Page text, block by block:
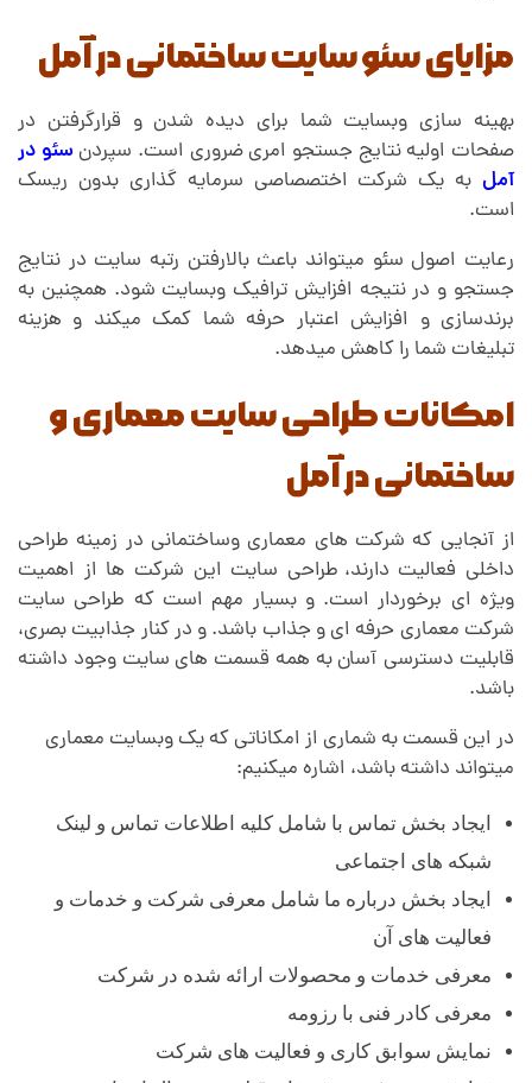
مزایای سئو سایت ساختمانی در آمل
بهینه سازی وبسایت شما برای دیده شدن و قرارگرفتن در
صفحات اولیه نتایج جستجو امری ضروری است. سپردن سئو در
آمل به یک شرکت اختصصاصی سرمایه گذاری بدون ریسک
است.
رعایت اصول سئو میتواند باعث بالارفتن رتبه سایت در نتایج
جستجو و در نتیجه افزایش ترافیک وبسایت شود. همچنین به
برندسازی و افزایش اعتبار حرفه شما کمک میکند و هزینه
تبلیغات شما را کاهش میدهد.
امکانات طراحی سایت معماری و
ساختمانی در آمل
از آنجایی که شرکت های معماری وساختمانی در زمینه طراحی
داخلی فعالیت دارند، طراحی سایت این شرکت ها از اهمیت
ویژه ای برخوردار است. و بسیار مهم است که طراحی سایت
شرکت معماری حرفه ای و جذاب باشد. و در کنار جذابیت بصری،
قابلیت دسترسی آسان به همه قسمت های سایت وجود داشته
باشد.
در این قسمت به شماری از امکاناتی که یک وبسایت معماری
میتواند داشته باشد، اشاره میکنیم:
ایجاد بخش تماس با شامل کلیه اطلاعات تماس و لینک
شبکه های اجتماعی
ایجاد بخش درباره ما شامل معرفی شرکت و خدمات و
فعالیت های آن
معرفی خدمات و محصولات ارائه شده در شرکت
معرفی کادر فنی با رزومه
نمایش سوابق کاری و فعالیت های شرکت